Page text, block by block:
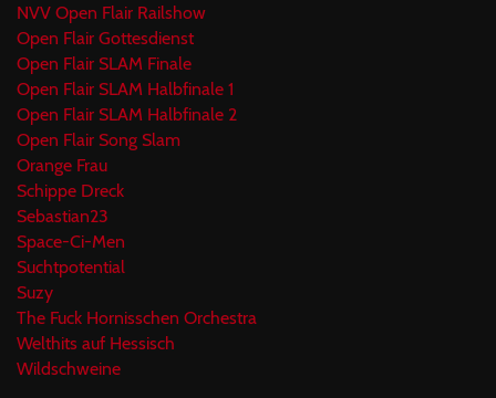
NVV Open Flair Railshow
Open Flair Gottesdienst
Open Flair SLAM Finale
Open Flair SLAM Halbfinale 1
Open Flair SLAM Halbfinale 2
Open Flair Song Slam
Orange Frau
Schippe Dreck
Sebastian23
Space-Ci-Men
Suchtpotential
Suzy
The Fuck Hornisschen Orchestra
Welthits auf Hessisch
Wildschweine